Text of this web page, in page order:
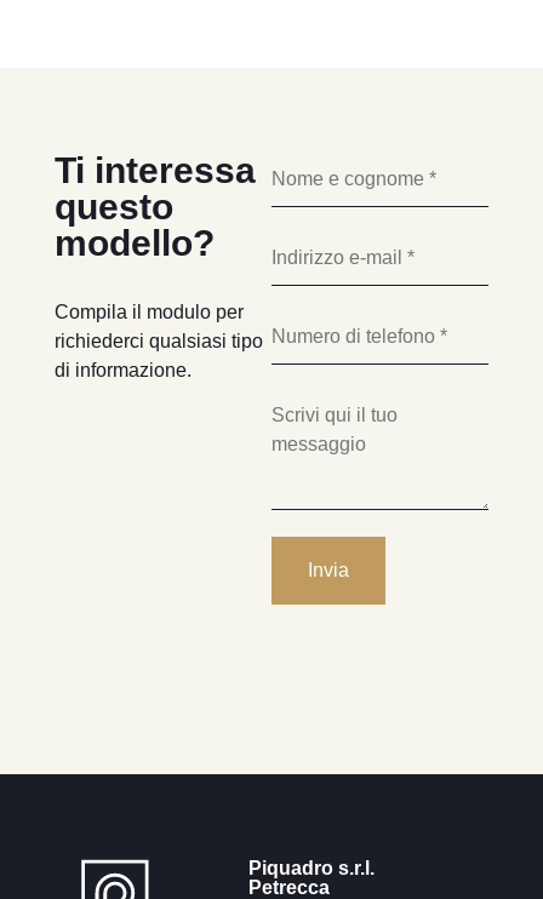
Ti interessa
questo
modello?
Compila il modulo per
richiederci qualsiasi tipo
di informazione.
Piquadro s.r.l.
Petrecca